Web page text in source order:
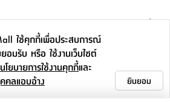
ใช้คุกกี้เพื่อประสบการณ์
อมรับ หรือ ใช้งานเว็บไซต์
นโยบายการใช้งานคุกกี้และ
คลแอบอ้าง
ยินยอม